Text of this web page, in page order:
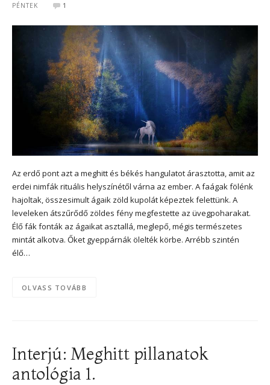
PÉNTEK
1
Az erdő pont azt a meghitt és békés hangulatot árasztotta, amit az
erdei nimfák rituális helyszínétől várna az ember. A faágak fölénk
hajoltak, összesimult ágaik zöld kupolát képeztek felettünk. A
leveleken átszűrődő zöldes fény megfestette az üvegpoharakat.
Élő fák fonták az ágaikat asztallá, meglepő, mégis természetes
mintát alkotva. Őket gyeppárnák ölelték körbe. Arrébb szintén
élő…
OLVASS TOVÁBB
Interjú: Meghitt pillanatok
antológia 1.